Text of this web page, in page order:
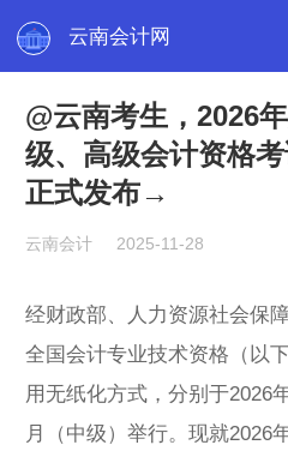
云南会计网
@云南考生，2026
级、高级会计资格
正式发布→
云南会计 2025-11-28
经财政部、人力资源社会保
全国会计专业技术资格（以
用无纸化方式，分别于2026
月（中级）举行。现就2026